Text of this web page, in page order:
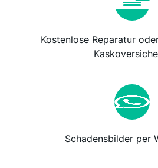
Kostenlose Reparatur
Schadensbilder per